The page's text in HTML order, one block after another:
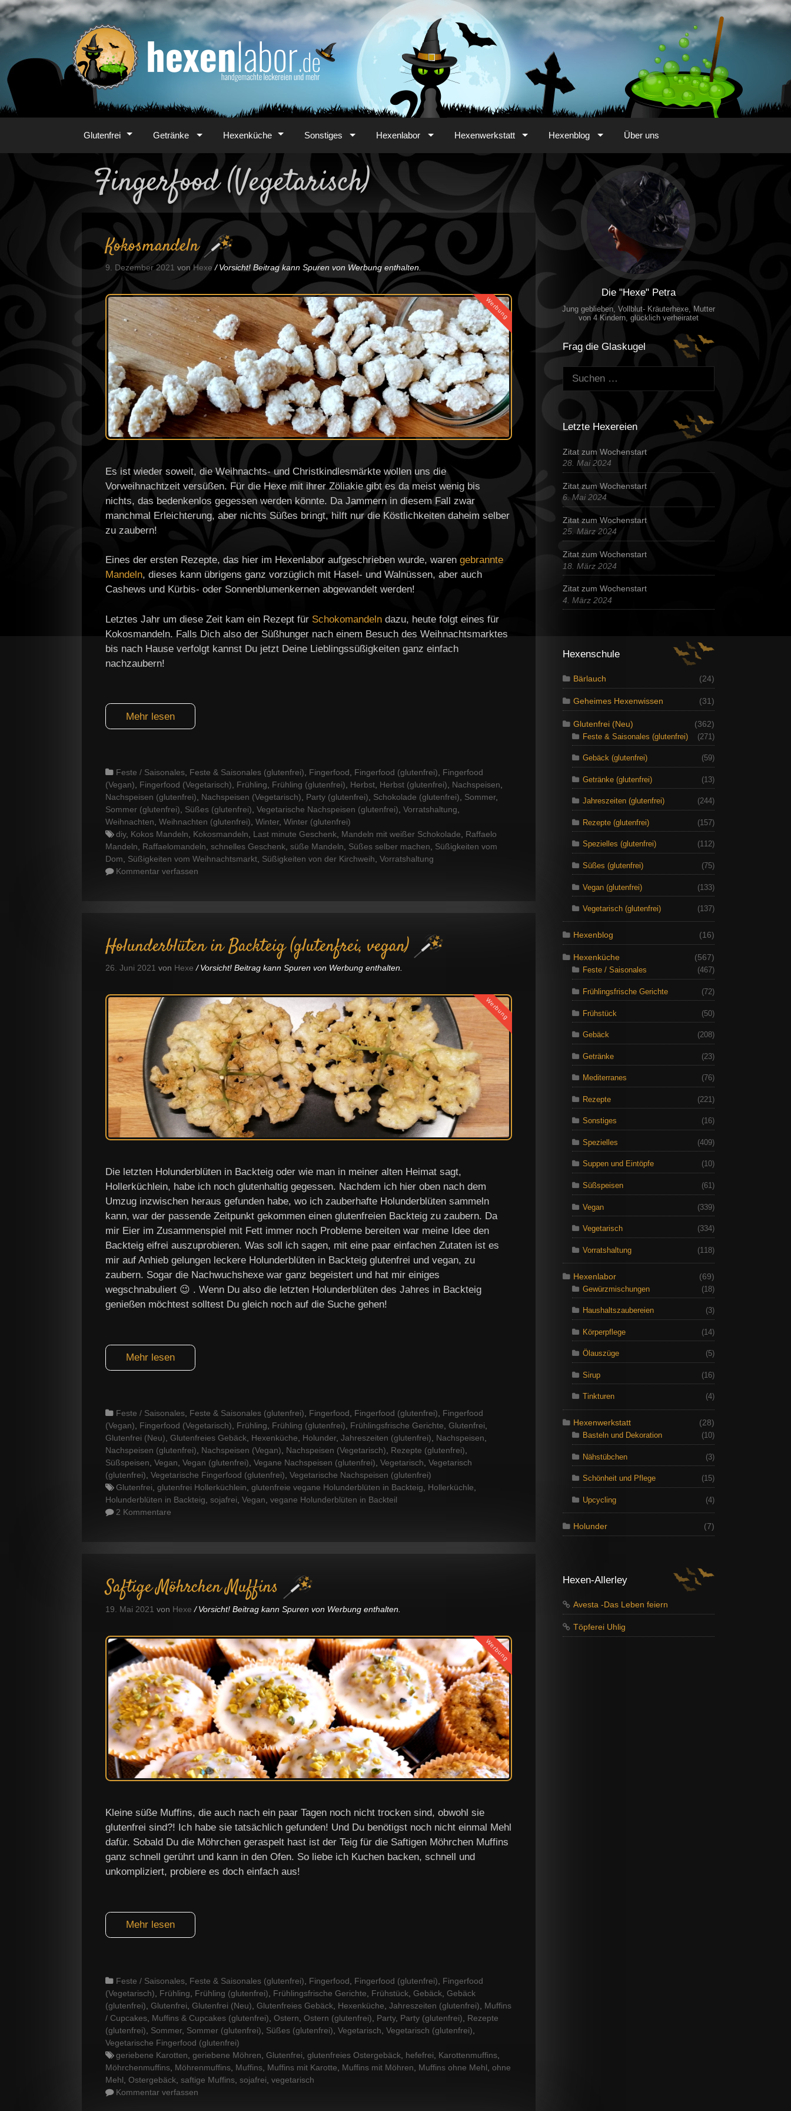
Zum
Inhalt
Glutenfrei Getränke Hexenküche Sonstiges Hexenlabor Hexenwerkstatt Hexenblog Über uns
Fingerfood (Vegetarisch)
Kokosmandeln
9. Dezember 2021 vonHexe Vorsicht! Beitrag kann Spuren von Werbung enthalten.
Werbung
Es ist wieder soweit, die Weihnachts- und Christkindlesmärkte wollen uns die
Vorweihnachtzeit versüßen. Für die Hexe mit ihrer Zöliakie gibt es da meist wenig bis
nichts, das bedenkenlos gegessen werden könnte. Da Jammern in diesem Fall zwar
manchmal Erleichterung, aber nichts Süßes bringt, hilft nur die Köstlichkeiten daheim selber
zu zaubern!
Eines der ersten Rezepte, das hier im Hexenlabor aufgeschrieben wurde, waren gebrannte
Mandeln, dieses kann übrigens ganz vorzüglich mit Hasel- und Walnüssen, aber auch
Cashews und Kürbis- oder Sonnenblumenkernen abgewandelt werden!
Letztes Jahr um diese Zeit kam ein Rezept für Schokomandeln dazu, heute folgt eines für
Kokosmandeln. Falls Dich also der Süßhunger nach einem Besuch des Weihnachtsmarktes
bis nach Hause verfolgt kannst Du jetzt Deine Lieblingssüßigkeiten ganz einfach
nachzaubern!
Mehr lesen
Categories
Feste / Saisonales, Feste & Saisonales (glutenfrei), Fingerfood, Fingerfood (glutenfrei), Fingerfood
(Vegan), Fingerfood (Vegetarisch), Frühling, Frühling (glutenfrei), Herbst, Herbst (glutenfrei), Nachspeisen,
Nachspeisen (glutenfrei), Nachspeisen (Vegetarisch), Party (glutenfrei), Schokolade (glutenfrei), Sommer,
Sommer (glutenfrei), Süßes (glutenfrei), Vegetarische Nachspeisen (glutenfrei), Vorratshaltung,
Weihnachten, Weihnachten (glutenfrei), Winter, Winter (glutenfrei)
Tags
diy, Kokos Mandeln, Kokosmandeln, Last minute Geschenk, Mandeln mit weißer Schokolade, Raffaelo
Mandeln, Raffaelomandeln, schnelles Geschenk, süße Mandeln, Süßes selber machen, Süßigkeiten vom
Dom, Süßigkeiten vom Weihnachtsmarkt, Süßigkeiten von der Kirchweih, Vorratshaltung
Kommentar verfassen
Holunderblüten in Backteig (glutenfrei, vegan)
26. Juni 2021 von Hexe Vorsicht! Beitrag kann Spuren von Werbung enthalten.
Werbung
Die letzten Holunderblüten in Backteig oder wie man in meiner alten Heimat sagt,
Hollerküchlein, habe ich noch glutenhaltig gegessen. Nachdem ich hier oben nach dem
Umzug inzwischen heraus gefunden habe, wo ich zauberhafte Holunderblüten sammeln
kann, war der passende Zeitpunkt gekommen einen glutenfreien Backteig zu zaubern. Da
mir Eier im Zusammenspiel mit Fett immer noch Probleme bereiten war meine Idee den
Backteig eifrei auszuprobieren. Was soll ich sagen, mit eine paar einfachen Zutaten ist es
mir auf Anhieb gelungen leckere Holunderblüten in Backteig glutenfrei und vegan, zu
zaubern. Sogar die Nachwuchshexe war ganz begeistert und hat mir einiges
wegschnabuliert 😉 . Wenn Du also die letzten Holunderblüten des Jahres in Backteig
genießen möchtest solltest Du gleich noch auf die Suche gehen!
Mehr lesen
Categories
Feste / Saisonales, Feste & Saisonales (glutenfrei), Fingerfood, Fingerfood (glutenfrei), Fingerfood
(Vegan), Fingerfood (Vegetarisch), Frühling, Frühling (glutenfrei), Frühlingsfrische Gerichte, Glutenfrei,
Glutenfrei (Neu), Glutenfreies Gebäck, Hexenküche, Holunder, Jahreszeiten (glutenfrei), Nachspeisen,
Nachspeisen (glutenfrei), Nachspeisen (Vegan), Nachspeisen (Vegetarisch), Rezepte (glutenfrei),
Süßspeisen, Vegan, Vegan (glutenfrei), Vegane Nachspeisen (glutenfrei), Vegetarisch, Vegetarisch
(glutenfrei), Vegetarische Fingerfood (glutenfrei), Vegetarische Nachspeisen (glutenfrei)
Tags
Glutenfrei, glutenfrei Hollerküchlein, glutenfreie vegane Holunderblüten in Backteig, Hollerküchle,
Holunderblüten in Backteig, sojafrei, Vegan, vegane Holunderblüten in Backteil
2 Kommentare
Saftige Möhrchen Muffins
19. Mai 2021 von Hexe Vorsicht! Beitrag kann Spuren von Werbung enthalten.
Werbung
Kleine süße Muffins, die auch nach ein paar Tagen noch nicht trocken sind, obwohl sie
glutenfrei sind?! Ich habe sie tatsächlich gefunden! Und Du benötigst noch nicht einmal Mehl
dafür. Sobald Du die Möhrchen geraspelt hast ist der Teig für die Saftigen Möhrchen Muffins
ganz schnell gerührt und kann in den Ofen. So liebe ich Kuchen backen, schnell und
unkompliziert, probiere es doch einfach aus!
Mehr lesen
Categories
Feste / Saisonales Feste & Saisonales (glutenfrei) Fingerfood Fingerfood (glutenfrei)
Fingerfood
(Vegetarisch)
Frühling Frühling (glutenfrei) Frühlingsfrische Gerichte Frühstück Gebäck Gebäck
(glutenfrei)
Glutenfrei Glutenfrei (Neu) Glutenfreies Gebäck Hexenküche Jahreszeiten (glutenfrei)
Muffins
/ Cupcakes Muffins & Cupcakes (glutenfrei) Ostern Ostern (glutenfrei) Party, Party (glutenfrei)
Rezepte
(glutenfrei)
Sommer, Sommer (glutenfrei) Süßes (glutenfrei) Vegetarisch Vegetarisch (glutenfrei)
Vegetarische Fingerfood (glutenfrei)
Tags
geriebene Karotten geriebene Möhren Glutenfrei glutenfreies Ostergebäck hefefrei Karottenmuffins
Möhrchenmuffins Möhrenmuffins Muffins Muffins mit Karotte Muffins mit Möhren Muffins ohne Mehl ohne
Mehl Ostergebäck saftige Muffins sojafrei vegetarisch
Kommentar verfassen
Die "Hexe" Petra
Jung geblieben, Vollblut- Kräuterhexe, Mutter
von 4 Kindern, glücklich verheiratet
Frag die Glaskugel
Suchen:
Letzte Hexereien
Zitat zum Wochenstart
28. Mai 2024
Zitat zum Wochenstart
6. Mai 2024
Zitat zum Wochenstart
25. März 2024
Zitat zum Wochenstart
18. März 2024
Zitat zum Wochenstart
4. März 2024
Hexenschule
Bärlauch (24)
Geheimes Hexenwissen (31)
Glutenfrei (Neu)
(362)
Feste & Saisonales (glutenfrei)
(271)
Gebäck (glutenfrei) (59)
Getränke (glutenfrei) (13)
Jahreszeiten (glutenfrei) (244)
Rezepte (glutenfrei) (157)
Spezielles (glutenfrei) (112)
Süßes (glutenfrei) (75)
Vegan (glutenfrei) (133)
Vegetarisch (glutenfrei) (137)
Hexenblog (16)
Hexenküche
(567)
Feste / Saisonales
(467)
Frühlingsfrische Gerichte (72)
Frühstück (50)
Gebäck (208)
Getränke (23)
Mediterranes (76)
Rezepte (221)
Sonstiges (16)
Spezielles (409)
Suppen und Eintöpfe (10)
Süßspeisen (61)
Vegan (339)
Vegetarisch (334)
Vorratshaltung (118)
Hexenlabor
(69)
Gewürzmischungen
(18)
Haushaltszaubereien (3)
Körperpflege (14)
Ölauszüge (5)
Sirup (16)
Tinkturen (4)
Hexenwerkstatt
(28)
Basteln und Dekoration
(10)
Nähstübchen (3)
Schönheit und Pflege (15)
Upcycling (4)
Holunder (7)
Hexen-Allerley
Avesta -Das Leben feiern
Töpferei Uhlig